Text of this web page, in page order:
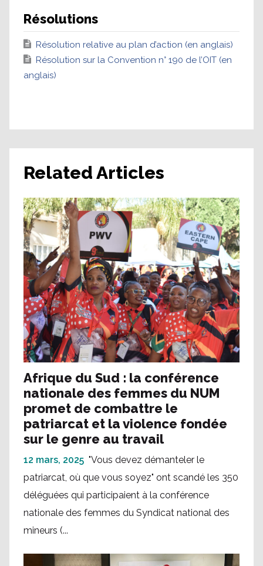
Résolutions
Résolution relative au plan d’action (en anglais)
Résolution sur la Convention n° 190 de l’OIT (en
anglais)
Related Articles
Afrique du Sud : la conférence
nationale des femmes du NUM
promet de combattre le
patriarcat et la violence fondée
sur le genre au travail
12 mars, 2025 "Vous devez démanteler le
patriarcat, où que vous soyez" ont scandé les 350
déléguées qui participaient à la conférence
nationale des femmes du Syndicat national des
mineurs (...